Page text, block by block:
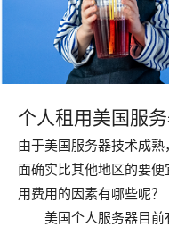
个人租用美国服
少？
由于美国服务器技术成
面确实比其他地区的要
用费用的因素有哪些呢
美国个人服务器目前